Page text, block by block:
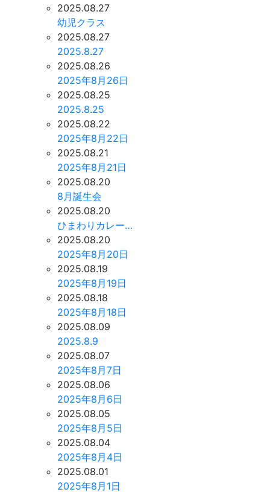
2025.08.27
幼児クラス
2025.08.27
2025.8.27
2025.08.26
2025年8月26日
2025.08.25
2025.8.25
2025.08.22
2025年8月22日
2025.08.21
2025年8月21日
2025.08.20
8月誕生会
2025.08.20
ひまわりカレー…
2025.08.20
2025年8月20日
2025.08.19
2025年8月19日
2025.08.18
2025年8月18日
2025.08.09
2025.8.9
2025.08.07
2025年8月7日
2025.08.06
2025年8月6日
2025.08.05
2025年8月5日
2025.08.04
2025年8月4日
2025.08.01
2025年8月1日